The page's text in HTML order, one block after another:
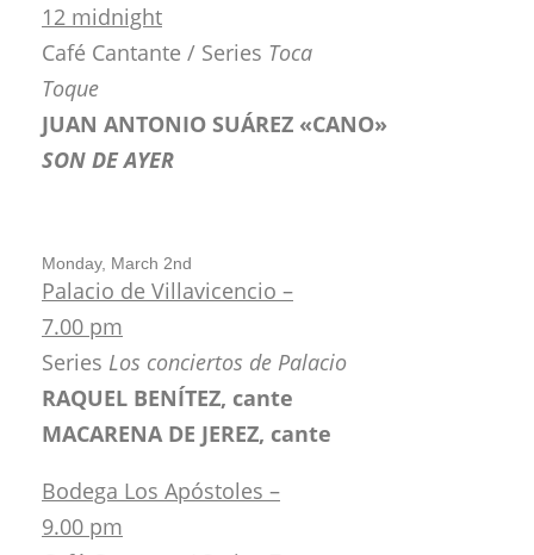
12 midnight
Café Cantante / Series Toca
Toque
JUAN ANTONIO SUÁREZ «CANO»
SON DE AYER
Monday, March 2nd
Palacio de Villavicencio –
7.00 pm
Series Los conciertos de Palacio
RAQUEL BENÍTEZ, cante
MACARENA DE JEREZ, cante
Bodega Los Apóstoles –
9.00 pm